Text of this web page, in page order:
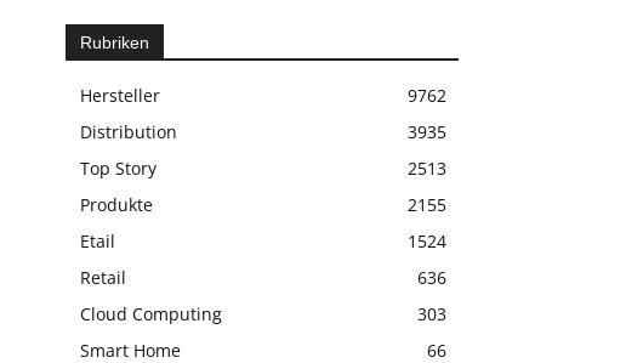
Rubriken
Hersteller
9762
Distribution
3935
Top Story
2513
Produkte
2155
Etail
1524
Retail
636
Cloud Computing
303
Smart Home
66